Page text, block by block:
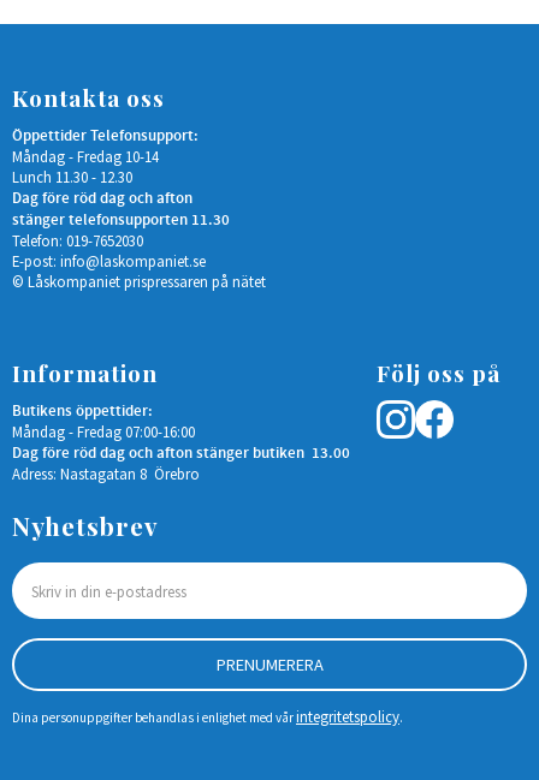
Kontakta oss
Öppettider Telefonsupport:
Måndag - Fredag 10-14
Lunch 11.30 - 12.30
Dag före röd dag och afton
stänger telefonsupporten 11.30
Telefon: 019-7652030
E-post: info@laskompaniet.se
© Låskompaniet prispressaren på nätet
Information
Butikens öppettider:
Måndag - Fredag 07:00-16:00
Dag före röd dag och afton stänger butiken 13.00
Adress: Nastagatan 8 Örebro
Följ oss på
Nyhetsbrev
PRENUMERERA
Dina personuppgifter behandlas i enlighet med vårintegritetspolicy.